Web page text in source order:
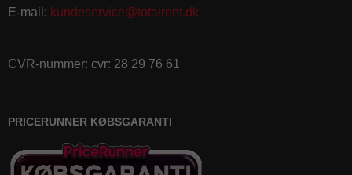
E-mail : kundeservice@totalrent.dk
CVR-nummer: cvr: 28 29 76 61
PRICERUNNER KØBSGARANTI